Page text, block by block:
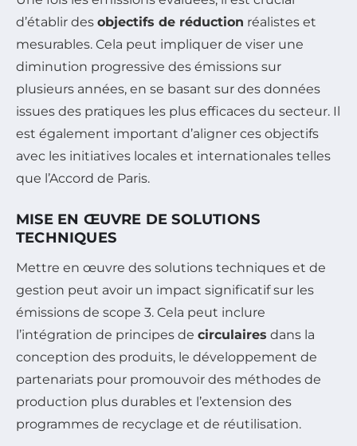
d’établir des objectifs de réduction réalistes et
mesurables. Cela peut impliquer de viser une
diminution progressive des émissions sur
plusieurs années, en se basant sur des données
issues des pratiques les plus efficaces du secteur. Il
est également important d’aligner ces objectifs
avec les initiatives locales et internationales telles
que l’Accord de Paris.
MISE EN ŒUVRE DE SOLUTIONS
TECHNIQUES
Mettre en œuvre des solutions techniques et de
gestion peut avoir un impact significatif sur les
émissions de scope 3. Cela peut inclure
l’intégration de principes de circulaires dans la
conception des produits, le développement de
partenariats pour promouvoir des méthodes de
production plus durables et l’extension des
programmes de recyclage et de réutilisation.